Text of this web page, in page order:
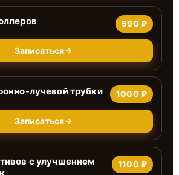
590 ₽
Записаться
лучевой трубки 1000 ₽
Записаться
с улучшением
1100 ₽